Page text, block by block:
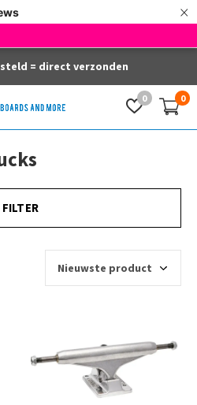
×
0 0
= direct verzonden
FILTER